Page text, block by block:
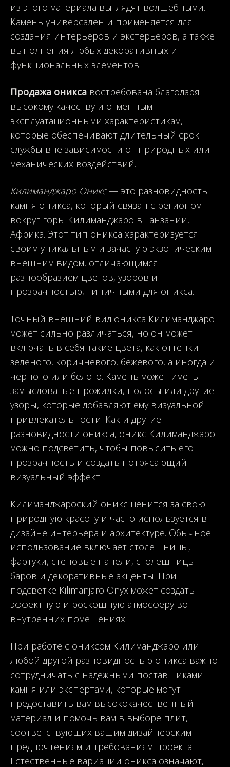
из этого материала выглядят волшебными.
Камень универсален и применяется для
создания интерьеров и экстерьеров, а также
выполнения любых декоративных и
функциональных элементов.
Продажа оникса востребована благодаря
высокому качеству и отменным
эксплуатационными характеристикам,
которые обеспечивают длительный срок
службы вне зависимости от природных или
механических воздействий.
Килиманджаро Оникс— это разновидность
камня оникса, который связан с регионом
вокруг горы Килиманджаро в Танзании,
Африка. Этот тип оникса характеризуется
своим уникальным и зачастую экзотическим
внешним видом, отличающимся
разнообразием цветов, узоров и
прозрачностью, типичными для оникса.
Точный внешний вид оникса Килиманджаро
может сильно различаться, но он может
включать в себя такие цвета, как оттенки
зеленого, коричневого, бежевого, а иногда и
черного или белого. Камень может иметь
замысловатые прожилки, полосы или другие
узоры, которые добавляют ему визуальной
привлекательности. Как и другие
разновидности оникса, оникс Килиманджаро
можно подсветить, чтобы повысить его
прозрачность и создать потрясающий
визуальный эффект.
Килиманджароский оникс ценится за свою
природную красоту и часто используется в
дизайне интерьера и архитектуре. Обычное
использование включает столешницы,
фартуки, стеновые панели, столешницы
баров и декоративные акценты. При
подсветке Kilimanjaro Onyx может создать
эффектную и роскошную атмосферу во
внутренних помещениях.
При работе с ониксом Килиманджаро или
любой другой разновидностью оникса важно
сотрудничать с надежными поставщиками
камня или экспертами, которые могут
предоставить вам высококачественный
материал и помочь вам в выборе плит,
соответствующих вашим дизайнерским
предпочтениям и требованиям проекта.
Естественные вариации оникса означают,